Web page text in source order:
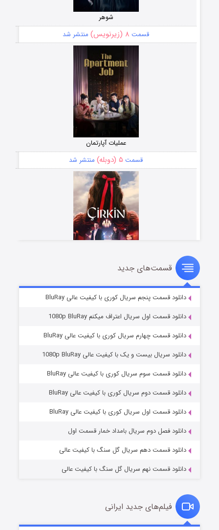
شوهر
قسمت ۸ (زیرنویس) منتشر شد
عملیات آپارتمان
قسمت ۵ (دوبله) منتشر شد
سریال زشت
قسمت۲ (زیرنویس) منتشر شد
مردگان متحرک: شهر مرده ۳
قسمت۲ (زیرنویس) منتشر شد
قسمت‌های جدید
دانلود قسمت پنجم سریال کوری با کیفیت عالی BluRay
دانلود قسمت اول سریال اعتراف میکنم 1080p BluRay
دانلود قسمت چهارم سریال کوری با کیفیت عالی BluRay
دانلود سریال بیست و یک با کیفیت عالی 1080p BluRay
دانلود قسمت سوم سریال کوری با کیفیت عالی BluRay
دانلود قسمت دوم سریال کوری با کیفیت عالی BluRay
دانلود قسمت اول سریال کوری با کیفیت عالی BluRay
دانلود فصل دوم سریال بامداد خمار قسمت اول
دانلود قسمت دهم سریال گل سنگ با کیفیت عالی
دانلود قسمت نهم سریال گل سنگ با کیفیت عالی
فیلم‌های جدید ایرانی